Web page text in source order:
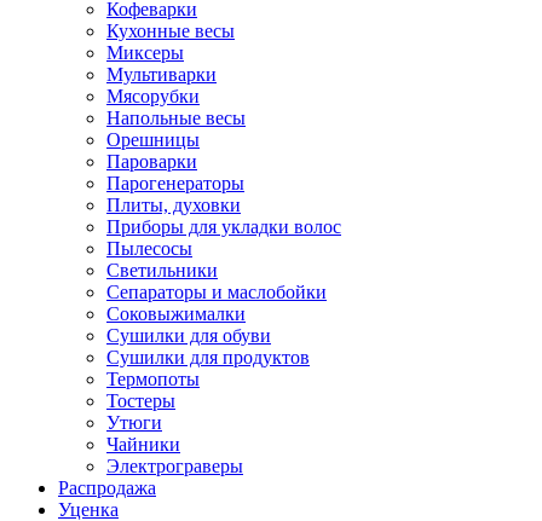
Кофеварки
Кухонные весы
Миксеры
Мультиварки
Мясорубки
Напольные весы
Орешницы
Пароварки
Парогенераторы
Плиты, духовки
Приборы для укладки волос
Пылесосы
Светильники
Сепараторы и маслобойки
Соковыжималки
Сушилки для обуви
Сушилки для продуктов
Термопоты
Тостеры
Утюги
Чайники
Электрограверы
Распродажа
Уценка